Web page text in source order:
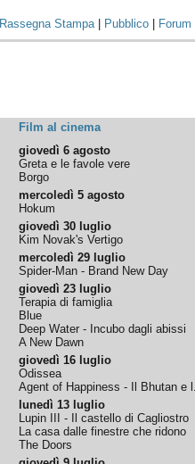
Rassegna Stampa| Pubblico Forum
Film al cinema
giovedì 6 agosto
Greta e le favole vere
Borgo
mercoledì 5 agosto
Hokum
giovedì 30 luglio
Kim Novak's Vertigo
mercoledì 29 luglio
Spider-Man - Brand New Day
giovedì 23 luglio
Terapia di famiglia
Blue
Deep Water - Incubo dagli abissi
A New Dawn
giovedì 16 luglio
Odissea
Agent of Happiness - Il Bhutan e
lunedì 13 luglio
Lupin III - Il castello di Cagliostro
La casa dalle finestre che ridono
The Doors